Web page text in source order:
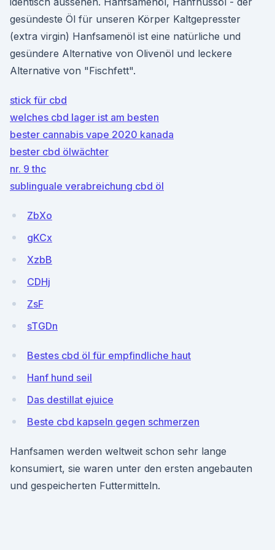
gesündeste Öl für unseren Körper Kaltgepresster
(extra virgin) Hanfsamenöl ist eine natürliche und
gesündere Alternative von Olivenöl und leckere
Alternative von "Fischfett".
stick für cbd
welches cbd lager ist am besten
bester cannabis vape 2020 kanada
bester cbd ölwächter
nr. 9 thc
sublinguale verabreichung cbd öl
ZbXo
gKCx
XzbB
CDHj
ZsF
sTGDn
Bestes cbd öl für empfindliche haut
Hanf hund seil
Das destillat ejuice
Beste cbd kapseln gegen schmerzen
Hanfsamen werden weltweit schon sehr lange
konsumiert, sie waren unter den ersten angebauten
und gespeicherten Futtermitteln.